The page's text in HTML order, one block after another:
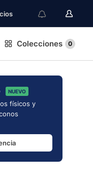
Colecciones 0
NUEVO
físicos y